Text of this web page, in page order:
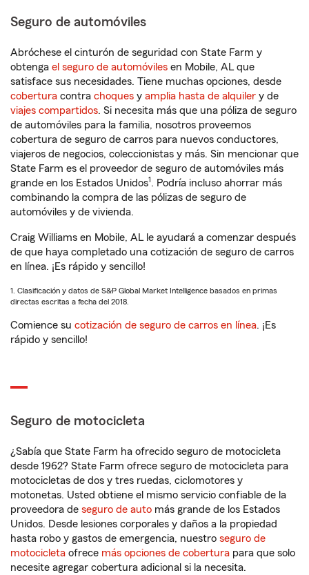
Seguro de automóviles
Abróchese el cinturón de seguridad con State Farm y
obtenga el seguro de automóviles en Mobile, AL que
satisface sus necesidades. Tiene muchas opciones, desde
cobertura contra choques y amplia hasta de alquiler y de
viajes compartidos. Si necesita más que una póliza de seguro
de automóviles para la familia, nosotros proveemos
cobertura de seguro de carros para nuevos conductores,
viajeros de negocios, coleccionistas y más. Sin mencionar que
State Farm es el proveedor de seguro de automóviles más
grande en los Estados Unidos1. Podría incluso ahorrar más
combinando la compra de las pólizas de seguro de
automóviles y de vivienda.
Craig Williams en Mobile, AL le ayudará a comenzar después
de que haya completado una cotización de seguro de carros
en línea. ¡Es rápido y sencillo!
1. Clasificación y datos de S&P Global Market Intelligence basados en primas
directas escritas a fecha del 2018.
Comience su cotización de seguro de carros en línea. ¡Es
rápido y sencillo!
Seguro de motocicleta
¿Sabía que State Farm ha ofrecido seguro de motocicleta
desde 1962? State Farm ofrece seguro de motocicleta para
motocicletas de dos y tres ruedas, ciclomotores y
motonetas. Usted obtiene el mismo servicio confiable de la
proveedora de seguro de auto más grande de los Estados
Unidos. Desde lesiones corporales y daños a la propiedad
hasta robo y gastos de emergencia, nuestro seguro de
motocicleta ofrece más opciones de cobertura para que solo
necesite agregar cobertura adicional si la necesita.